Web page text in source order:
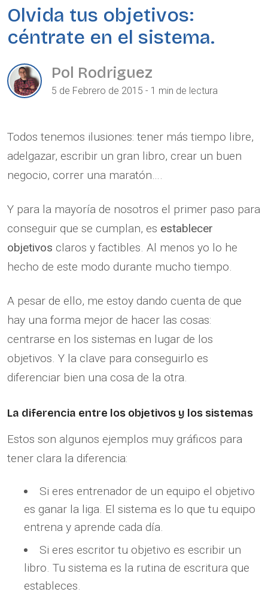
Olvida tus objetivos:
céntrate en el sistema.
Pol Rodriguez
5 de Febrero de 2015 - 1 min de lectura
Todos tenemos ilusiones: tener más tiempo libre,
adelgazar, escribir un gran libro, crear un buen
negocio, correr una maratón….
Y para la mayoría de nosotros el primer paso para
conseguir que se cumplan, es establecer
objetivos claros y factibles. Al menos yo lo he
hecho de este modo durante mucho tiempo.
A pesar de ello, me estoy dando cuenta de que
hay una forma mejor de hacer las cosas:
centrarse en los sistemas en lugar de los
objetivos. Y la clave para conseguirlo es
diferenciar bien una cosa de la otra.
La diferencia entre los objetivos y los sistemas
Estos son algunos ejemplos muy gráficos para
tener clara la diferencia:
Si eres entrenador de un equipo el objetivo
es ganar la liga. El sistema es lo que tu equipo
entrena y aprende cada día.
Si eres escritor tu objetivo es escribir un
libro. Tu sistema es la rutina de escritura que
estableces.